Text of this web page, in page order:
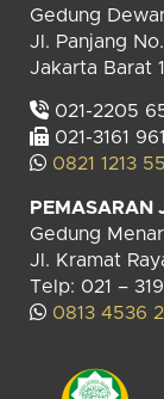
Gedung
Jl. Panjang
Jakarta Barat
021-2205
021-3161 961
0821 1213
PEMASARAN
Gedung
Jl. Kramat
Telp: 021 –
0813 4536